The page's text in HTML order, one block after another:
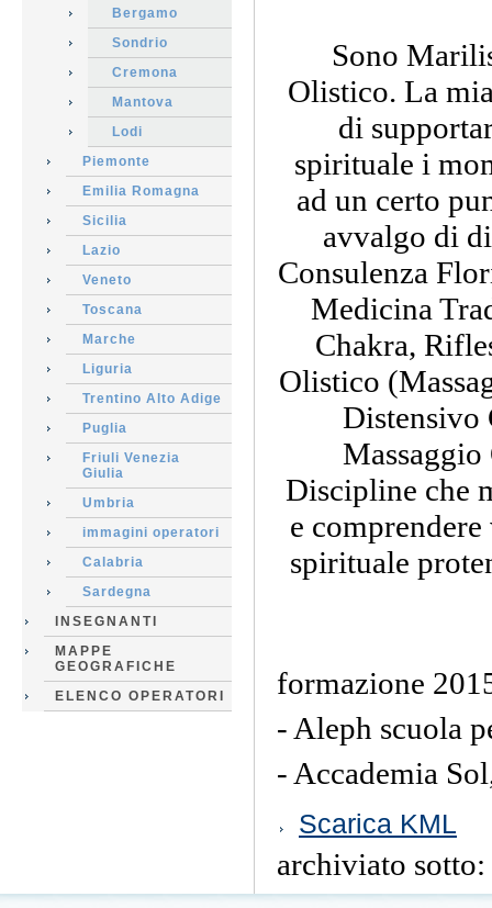
Bergamo
Sondrio
Cremona
Mantova
Lodi
Piemonte
Emilia Romagna
Sicilia
Lazio
Veneto
Toscana
Marche
Liguria
Trentino Alto Adige
Puglia
Friuli Venezia
Giulia
Umbria
immagini operatori
Calabria
Sardegna
INSEGNANTI
MAPPE
GEOGRAFICHE
ELENCO OPERATORI
Sono
Olistico. La
di
spirituale i
ad un certo
avvalgo di
Consulenza
Medicina
Chakra,
Olistico
Distensivo
Discipline che
e
spirituale
formazione
- Aleph scuola
- Accademia
sul
documento
Scarica KML
archiviato sotto: